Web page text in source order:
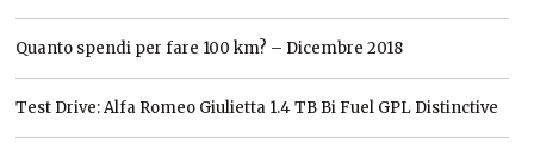
Quanto spendi per fare 100 km? – Dicembre 2018
Test Drive: Alfa Romeo Giulietta 1.4 TB Bi Fuel GPL Distinctive